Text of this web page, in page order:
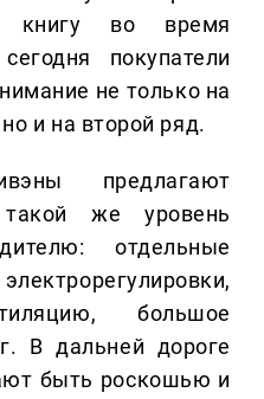
книгу во время
покупатели
не только на
и на второй ряд.
предлагают
же уровень
отдельные
большое
В дальней дороге
быть роскошью и